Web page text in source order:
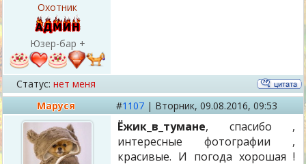
Охотник
Юзер-бар +
Статус: нет меня
Маруся
#1107 | Вторник, 09.08.2016, 09:53
Ёжик_в_тумане, спасибо ,
интересные фотографии ,
красивые. И погода хорошая !